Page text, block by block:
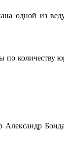
одной из
количеству